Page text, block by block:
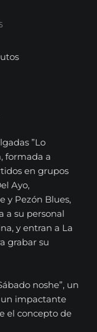
”Lo
formada a
en grupos
Ayo,
y Pezón Blues,
a su personal
y entran a La
grabar su
noshe”, un
impactante
el concepto de